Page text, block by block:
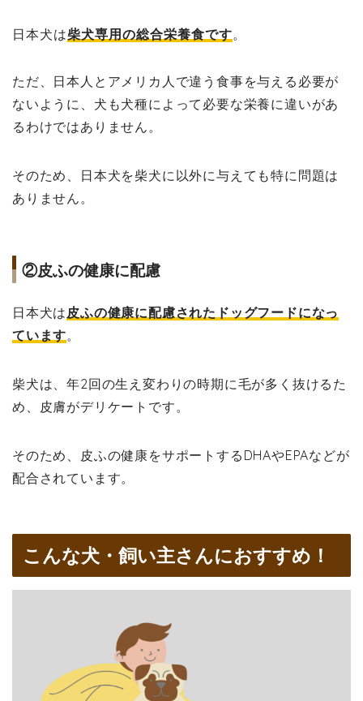
日本犬は柴犬専用の総合栄養食です。
ただ、日本人とアメリカ人で違う食事を与える必要が
ないように、犬も犬種によって必要な栄養に違いがあ
るわけではありません。
そのため、日本犬を柴犬に以外に与えても特に問題は
ありません。
②皮ふの健康に配慮
日本犬は皮ふの健康に配慮されたドッグフードになっ
ています。
柴犬は、年2回の生え変わりの時期に毛が多く抜けるた
め、皮膚がデリケートです。
そのため、皮ふの健康をサポートするDHAやEPAなどが
配合されています。
こんな犬・飼い主さんにおすすめ！